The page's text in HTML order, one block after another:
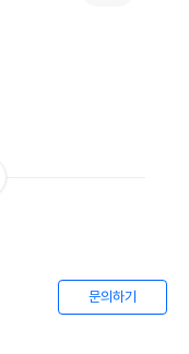
문의하기